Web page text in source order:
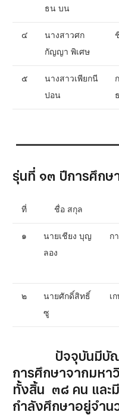
ธน บน
๔
นางสาวศก
กัญญา พิเศษ
๕
นางสาวเพียกนี
ปอน
รุ่นที่ ๑๓ ปีการศึก
ที่ ชื่อ สกุล
๑
นายเชียง บุญ
ลอง
ก
๒
นายศักดิ์สิทธิ์
ซู
เ
ปัจจุบันมีบัณฑิต
การศึกษาจากมหา
ทั้งสิ้น ๓๘ คน และ
กำลังศึกษาอยู่จำน